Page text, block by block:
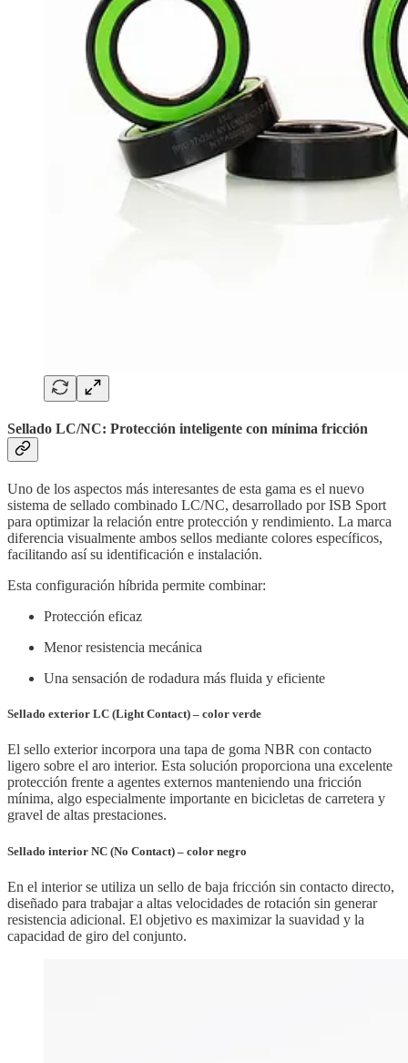
Sellado LC/NC: Protección inteligente con mínima fricción
Uno de los aspectos más interesantes de esta gama es el nuevo
sistema de sellado combinado LC/NC, desarrollado por ISB Sport
para optimizar la relación entre protección y rendimiento. La marca
diferencia visualmente ambos sellos mediante colores específicos,
facilitando así su identificación e instalación.
Esta configuración híbrida permite combinar:
Protección eficaz
Menor resistencia mecánica
Una sensación de rodadura más fluida y eficiente
Sellado exterior LC (Light Contact) – color verde
El sello exterior incorpora una tapa de goma NBR con contacto
ligero sobre el aro interior. Esta solución proporciona una excelente
protección frente a agentes externos manteniendo una fricción
mínima, algo especialmente importante en bicicletas de carretera y
gravel de altas prestaciones.
Sellado interior NC (No Contact) – color negro
En el interior se utiliza un sello de baja fricción sin contacto directo,
diseñado para trabajar a altas velocidades de rotación sin generar
resistencia adicional. El objetivo es maximizar la suavidad y la
capacidad de giro del conjunto.